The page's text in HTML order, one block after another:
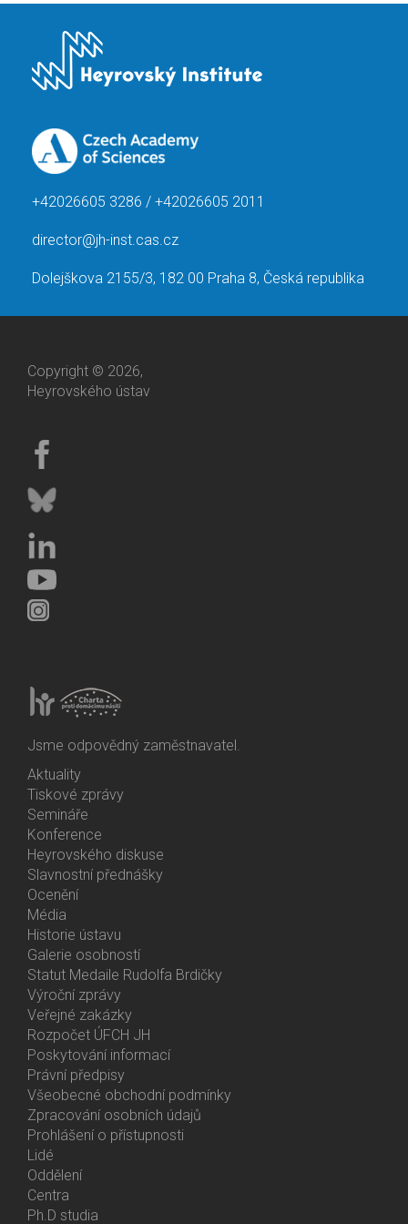
+42026605 3286 / +42026605 2011
director@jh-inst.cas.cz
Dolejškova 2155/3, 182 00 Praha 8, Česká republika
Copyright © 2026,
Heyrovského ústav
Jsme odpovědný zaměstnavatel.
Bottom
Menu
Activities
Aktuality
Tiskové zprávy
Semináře
Konference
Heyrovského diskuse
Slavnostní přednášky
Ocenění
Média
Historie ústavu
Galerie osobností
Statut Medaile Rudolfa Brdičky
Bottom
Menu
About
Us
Výroční zprávy
Veřejné zakázky
Rozpočet ÚFCH JH
Poskytování informací
Právní předpisy
Všeobecné obchodní podmínky
Zpracování osobních údajů
Prohlášení o přístupnosti
Bottom
Menu
Contacts
Lidé
Oddělení
Centra
Ph.D studia